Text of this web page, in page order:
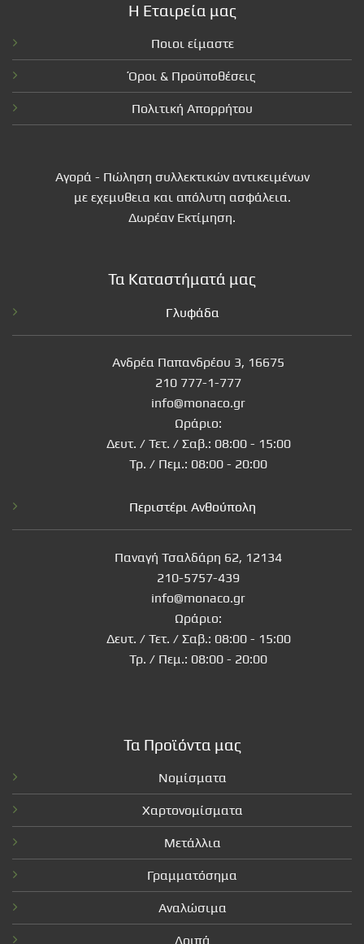
Η Εταιρεία μας
Ποιοι είμαστε
Όροι & Προϋποθέσεις
Πολιτική Απορρήτου
Αγορά - Πώληση συλλεκτικών αντικειμένων
με εχεμυθεια και απόλυτη ασφάλεια.
Δωρέαν Εκτίμηση.
Τα Καταστήματά μας
Γλυφάδα
Ανδρέα Παπανδρέου 3, 16675
210 777-1-777
info@monaco.gr
Ωράριο:
Δευτ. / Τετ. / Σαβ.: 08:00 - 15:00
Τρ. / Πεμ.: 08:00 - 20:00
Περιστέρι Ανθούπολη
Παναγή Τσαλδάρη 62, 12134
210-5757-439
info@monaco.gr
Ωράριο:
Δευτ. / Τετ. / Σαβ.: 08:00 - 15:00
Τρ. / Πεμ.: 08:00 - 20:00
Τα Προϊόντα μας
Νομίσματα
Χαρτονομίσματα
Μετάλλια
Γραμματόσημα
Αναλώσιμα
Λοιπά